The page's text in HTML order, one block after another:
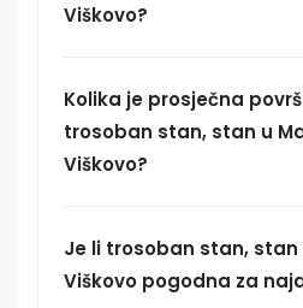
Viškovo?
Kolika je prosječna
trosoban stan, stan u
Viškovo?
Je li trosoban stan, stan
Viškovo pogodna za